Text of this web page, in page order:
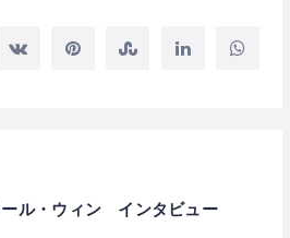
ール・ウィン インタビュー